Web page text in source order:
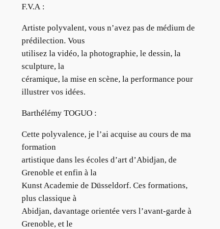
F.V.A :
Artiste polyvalent, vous n’avez pas de médium de
prédilection. Vous
utilisez la vidéo, la photographie, le dessin, la
sculpture, la
céramique, la mise en scène, la performance pour
illustrer vos idées.
Barthélémy TOGUO :
Cette polyvalence, je l’ai acquise au cours de ma
formation
artistique dans les écoles d’art d’Abidjan, de
Grenoble et enfin à la
Kunst Academie de Düsseldorf. Ces formations,
plus classique à
Abidjan, davantage orientée vers l’avant-garde à
Grenoble, et le